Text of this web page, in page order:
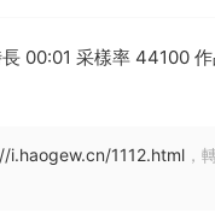
00:01 采樣率 44100
i.haogew.cn/1112.html ，